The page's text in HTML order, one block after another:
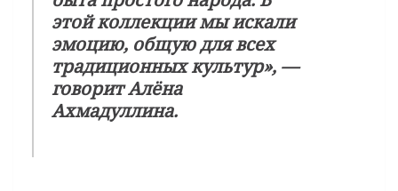
этой коллекции мы искали
эмоцию, общую для всех
традиционных культур», —
говорит Алёна
Ахмадуллина.